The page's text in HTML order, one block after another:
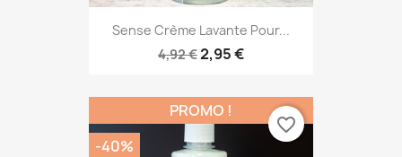
Sense Crème Lavante Pour...
4,92 €2,95 €
PROMO !
-40%
favorite_border